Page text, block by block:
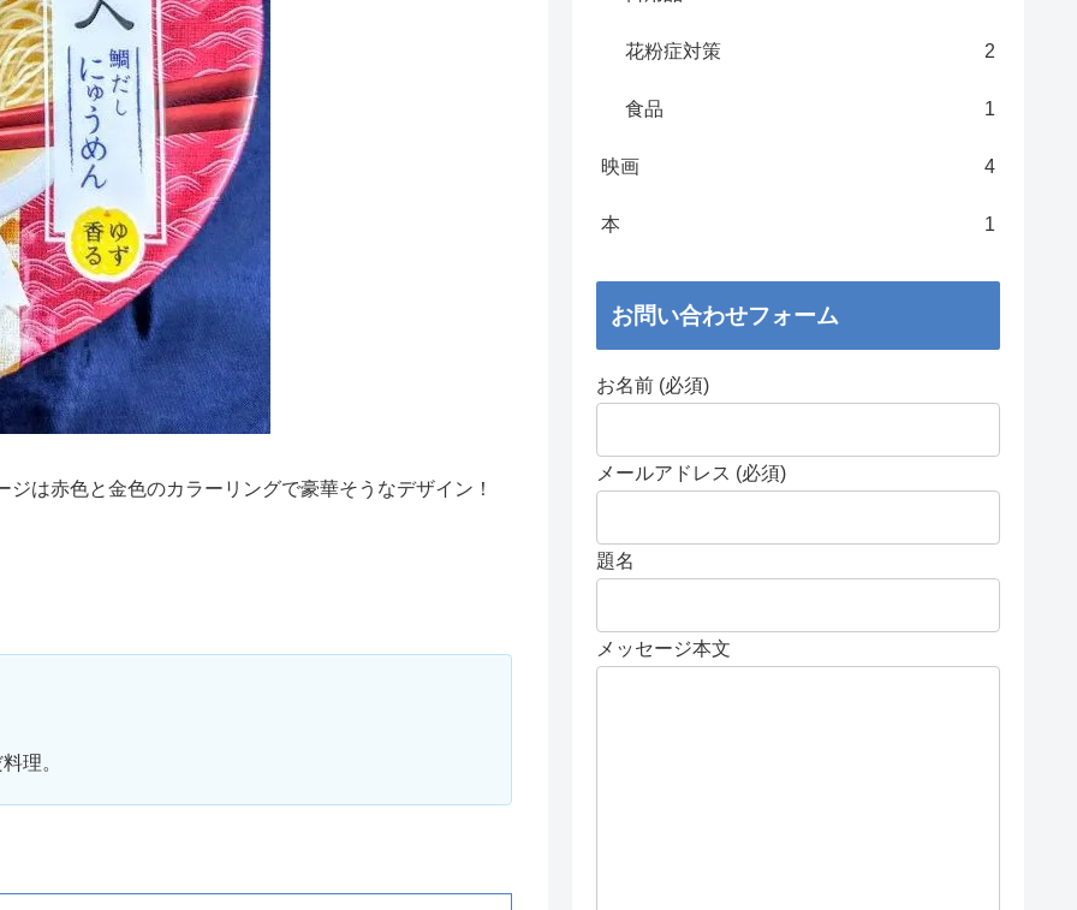
は赤色と金色のカラーリングで豪華そうなデザイン！
理。
花粉症対策 2
食品 1
映画 4
本 1
お問い合わせフォーム
お名前 (必須)
メールアドレス (必須)
題名
メッセージ本文